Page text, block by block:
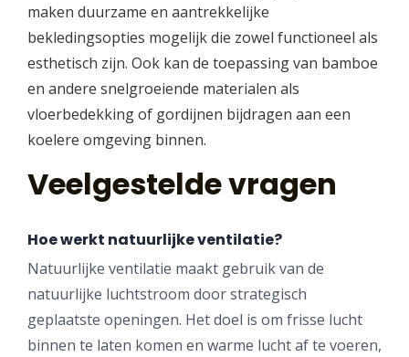
maken duurzame en aantrekkelijke
bekledingsopties mogelijk die zowel functioneel als
esthetisch zijn. Ook kan de toepassing van bamboe
en andere snelgroeiende materialen als
vloerbedekking of gordijnen bijdragen aan een
koelere omgeving binnen.
Veelgestelde vragen
Hoe werkt natuurlijke ventilatie?
Natuurlijke ventilatie maakt gebruik van de
natuurlijke luchtstroom door strategisch
geplaatste openingen. Het doel is om frisse lucht
binnen te laten komen en warme lucht af te voeren,